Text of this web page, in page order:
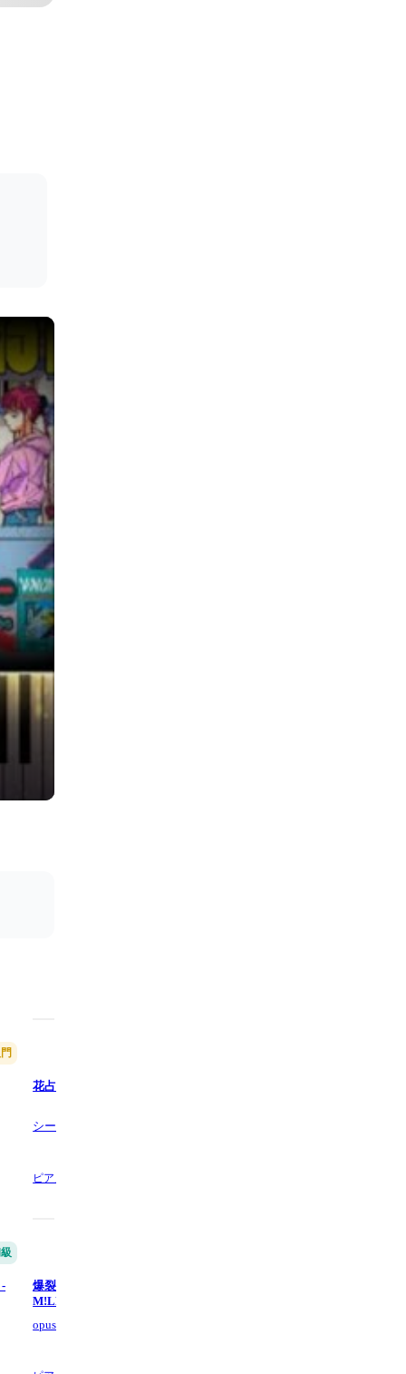
花占い - Vaundy
シータピアノ
ピアノ,
爆裂愛してる (中級ピアノ楽譜) -
M!LK
opusR73